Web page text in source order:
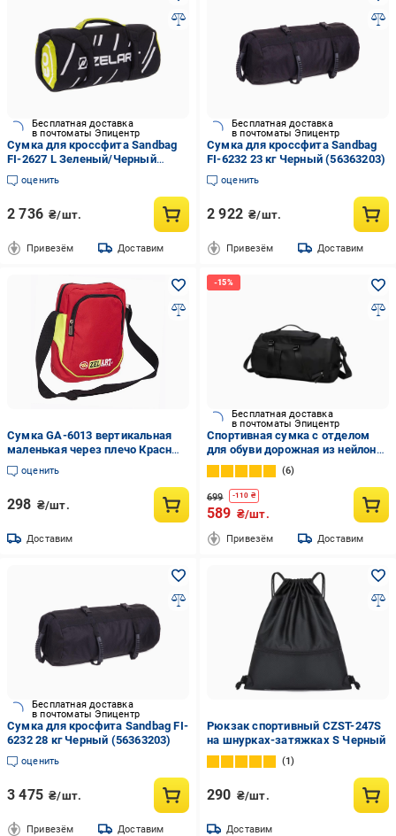
Бесплатная доставка
в почтоматы Эпицентр
Сумка для кроссфита Sandbag
FI-2627 L Зеленый/Черный
(56363201)
оценить
2 736 ₴/шт.
Привезём Доставим
Бесплатная доставка
в почтоматы Эпицентр
Сумка для кроссфита Sandbag
FI-6232 23 кг Черный (56363203)
оценить
2 922 ₴/шт.
Привезём Доставим
Сумка GA-6013 вертикальная
маленькая через плечо Красный
(39363017)
оценить
298 ₴/шт.
Доставим
Бесплатная доставка
в почтоматы Эпицентр
Спортивная сумка с отделом
для обуви дорожная из нейлона
30 литров Черный
6
699 -110 ₴
589 ₴/шт.
Привезём Доставим
Бесплатная доставка
в почтоматы Эпицентр
Сумка для кросфита Sandbag FI-
6232 28 кг Черный (56363203)
оценить
3 475 ₴/шт.
Привезём Доставим
Рюкзак спортивный CZST-247S
на шнурках-затяжках S Черный
1
290 ₴/шт.
Доставим